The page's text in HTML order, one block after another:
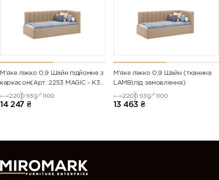
М’яке ліжко 0,9 Шайн підйомне з
каркасом(Арт. 2253 MAGIC – К3
(Пудровий Вельвет))
2200 930 1100
14 247 ₴
М’яке ліжко 0,9 Шайн (тканина
LAMBI,під замовлення)
2200 930 1100
13 463 ₴